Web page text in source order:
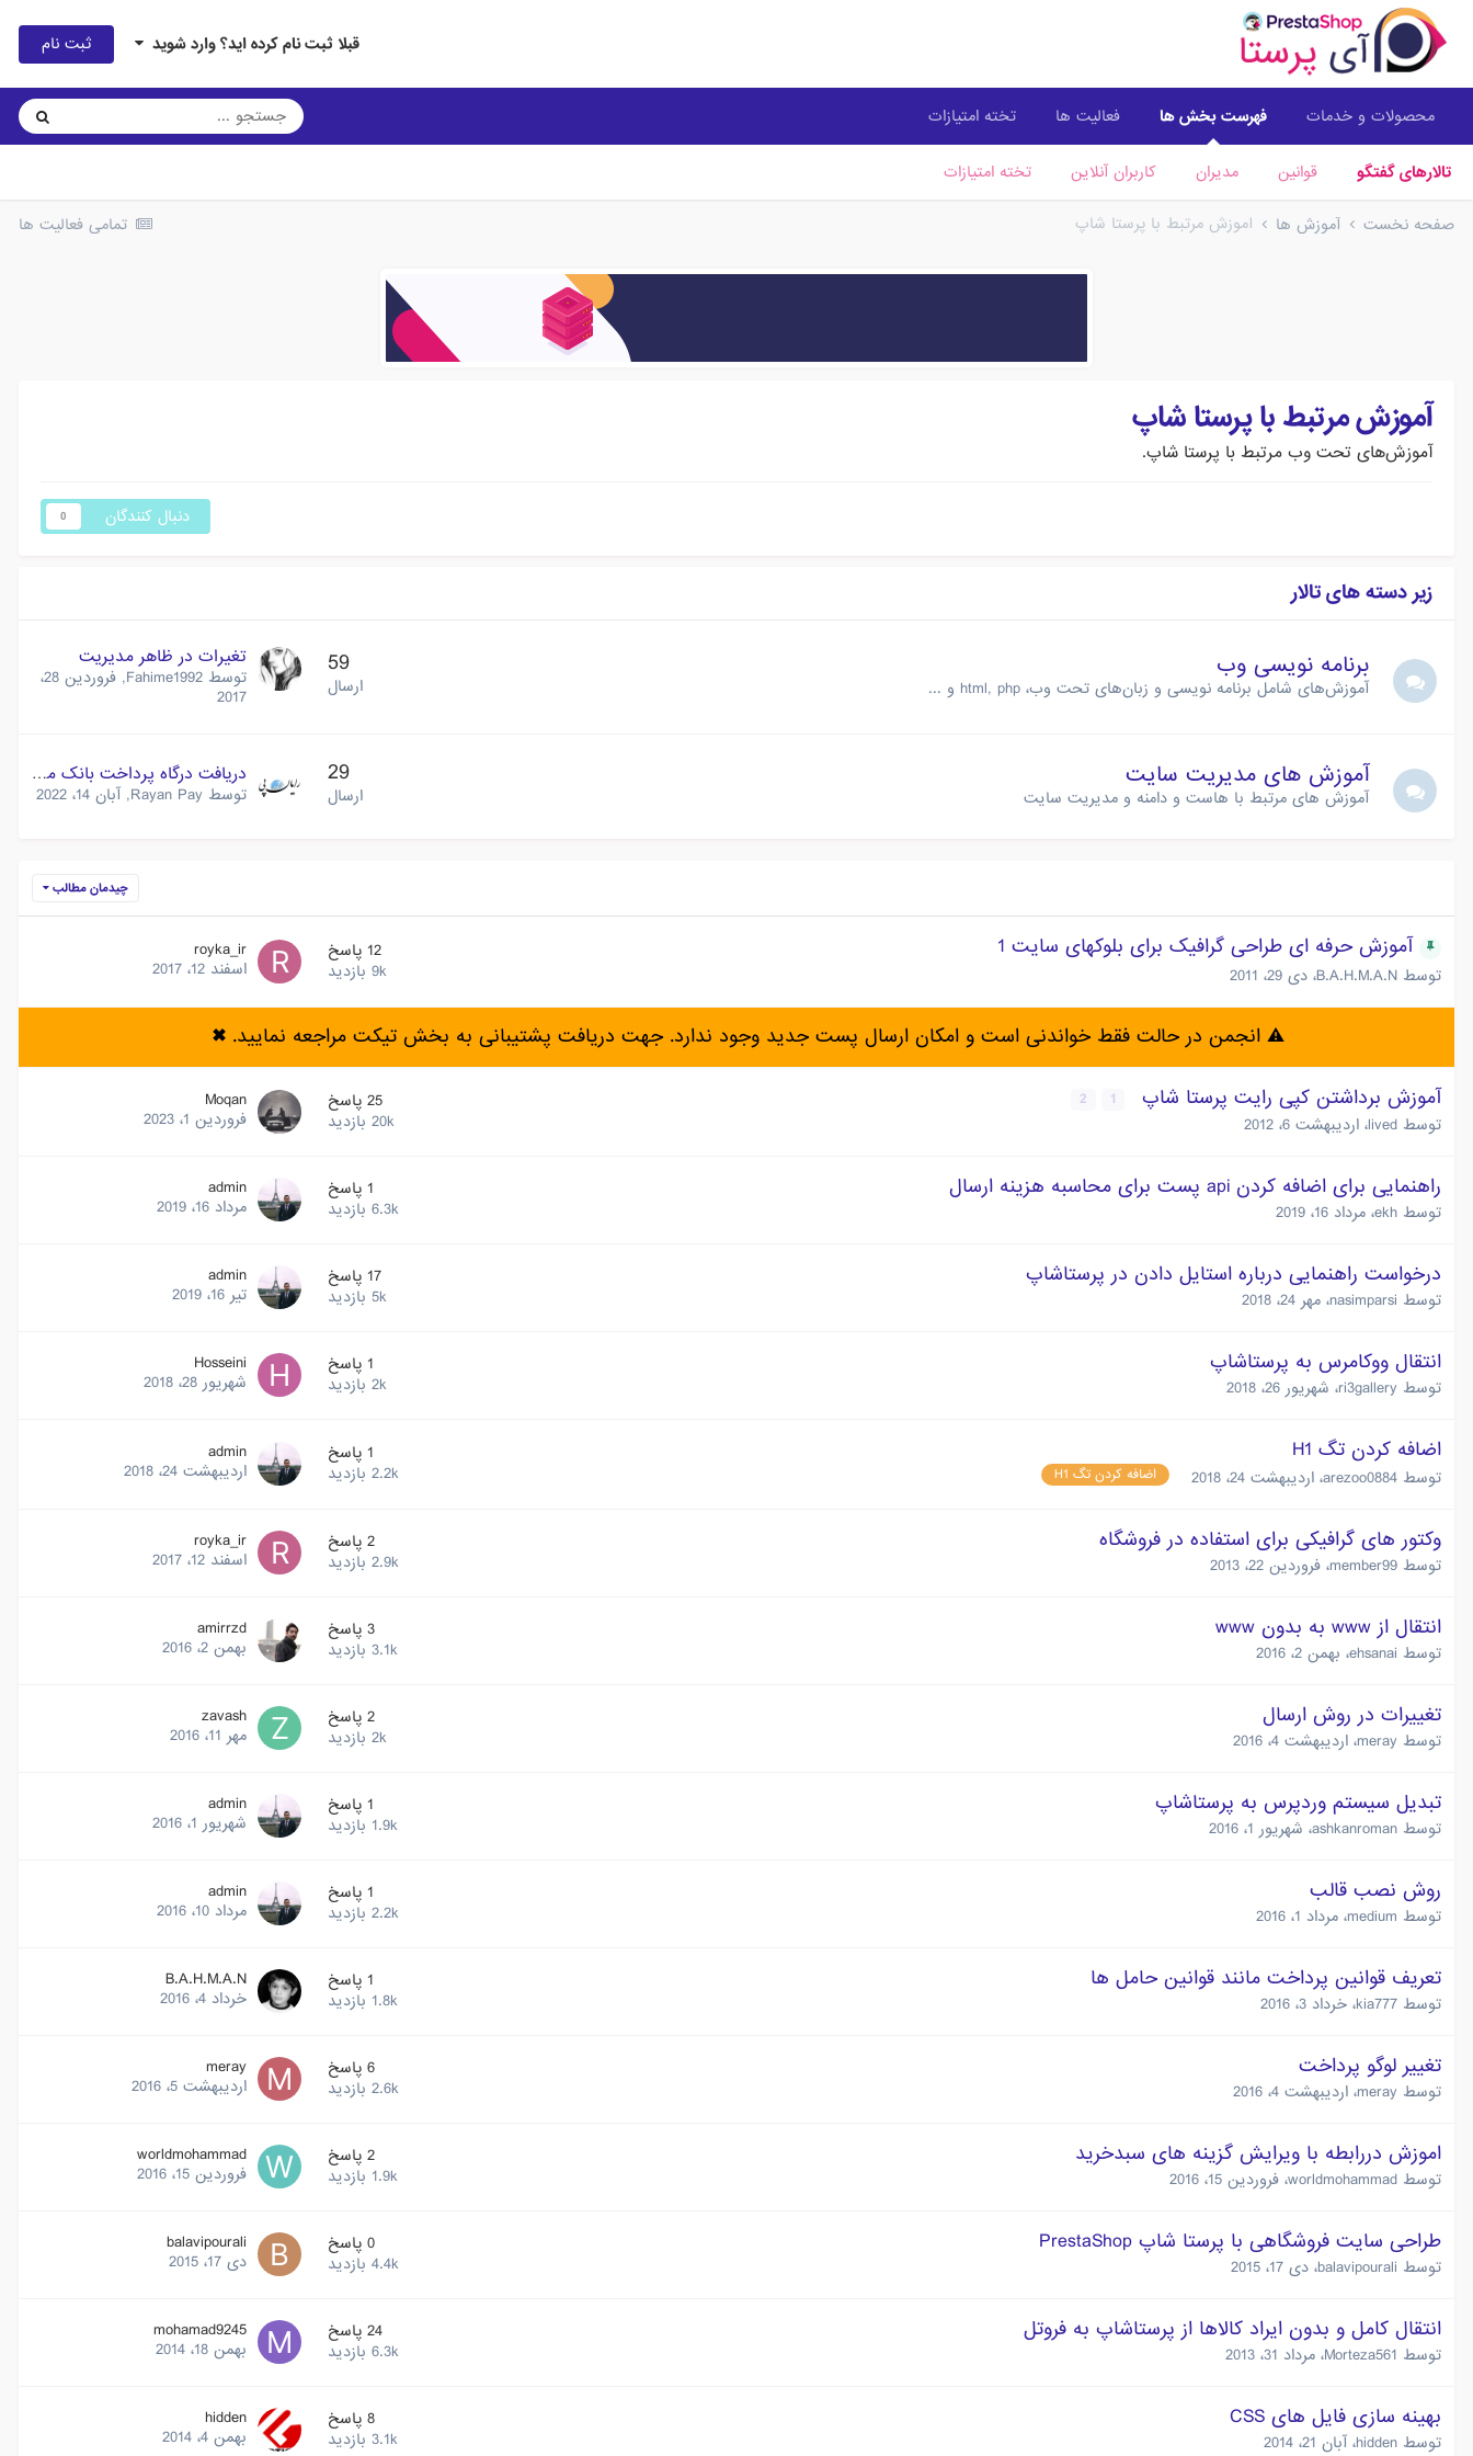
قبلا ثبت نام کرده اید؟ وارد شوید ثبت نام
محصولات و خدمات فهرست بخش ها
تالارهای گفتگو قوانین مدیران کاربران آنلاین تخته امتیازات
فعالیت ها تخته امتیازات
تمامی فعالیت ها صفحه نخست آموزش ها آموزش مرتبط با پرستا شاپ
آموزش مرتبط با پرستا شاپ
آموزش‌های تحت وب مرتبط با پرستا شاپ.
دنبال کنندگان 0
زیر دسته های تالار
برنامه نویسی وب
آموزش‌های شامل برنامه نویسی و زبان‌های تحت وب، html, php و ...
59
ارسال
تغیرات در ظاهر مدیریت
توسط Fahime1992
,
فروردین 28،
2017
آموزش های مدیریت سایت
آموزش های مرتبط با هاست و دامنه و مدیریت سایت
29
ارسال
دریافت درگاه پرداخت بانک ملت
توسط Rayan Pay
,آبان 14، 2022
چیدمان مطالب
آموزش حرفه ای طراحی گرافیک برای بلوکهای سایت 1
توسط B.A.H.M.A.N، دی 29، 2011
12 پاسخ
9k بازدید
royka_ir
اسفند 12، 2017
⚠️ انجمن در حالت فقط خواندنی است و امکان ارسال پست جدید وجود ندارد. جهت دریافت پشتیبانی به بخش تیکت مراجعه نمایید.✖
آموزش برداشتن کپی رایت پرستا شاپ 1
2
توسط lived، اردیبهشت 6، 2012
25 پاسخ
20k بازدید
Moqan
فروردین 1، 2023
راهنمایی برای اضافه کردن api پست برای محاسبه هزینه ارسال
توسط ekh، مرداد 16، 2019
1 پاسخ
6.3k بازدید
admin
مرداد 16، 2019
درخواست راهنمایی درباره استایل دادن در پرستاشاپ
توسط nasimparsi، مهر 24، 2018
17 پاسخ
5k بازدید
admin
تیر 16، 2019
انتقال ووکامرس به پرستاشاپ
توسط ri3gallery، شهریور 26، 2018
1 پاسخ
2k بازدید
Hosseini
شهریور 28، 2018
اضافه کردن تگ H1
توسط arezoo0884، اردیبهشت 24، 2018 اضافه کردن تگ H1
1 پاسخ
2.2k بازدید
admin
اردیبهشت 24، 2018
وکتور های گرافیکی برای استفاده در فروشگاه
توسط member99، فروردین 22، 2013
2 پاسخ
2.9k بازدید
royka_ir
اسفند 12، 2017
انتقال از www به بدون www
توسط ehsanai، بهمن 2، 2016
3 پاسخ
3.1k بازدید
amirrzd
بهمن 2، 2016
تغییرات در روش ارسال
توسط meray، اردیبهشت 4، 2016
2 پاسخ
2k بازدید
zavash
مهر 11، 2016
تبدیل سیستم وردپرس به پرستاشاپ
توسط ashkanroman، شهریور 1، 2016
1 پاسخ
1.9k بازدید
admin
شهریور 1، 2016
روش نصب قالب
توسط medium، مرداد 1، 2016
1 پاسخ
2.2k بازدید
admin
مرداد 10، 2016
تعریف قوانین پرداخت مانند قوانین حامل ها
توسط kia777، خرداد 3، 2016
1 پاسخ
1.8k بازدید
B.A.H.M.A.N
خرداد 4، 2016
تغییر لوگو پرداخت
توسط meray، اردیبهشت 4، 2016
6 پاسخ
2.6k بازدید
meray
اردیبهشت 5، 2016
اموزش دررابطه با ویرایش گزینه های سبدخرید
توسط worldmohammad، فروردین 15، 2016
2 پاسخ
1.9k بازدید
worldmohammad
فروردین 15، 2016
طراحی سایت فروشگاهی با پرستا شاپ PrestaShop
توسط balavipourali، دی 17، 2015
0 پاسخ
4.4k بازدید
balavipourali
دی 17، 2015
انتقال کامل و بدون ایراد کالاها از پرستاشاپ به فروتل
توسط Morteza561، مرداد 31، 2013
24 پاسخ
6.3k بازدید
mohamad9245
بهمن 18، 2014
بهینه سازی فایل های CSS
توسط hidden،آبان 21، 2014
8 پاسخ
3.1k بازدید
hidden
بهمن 4، 2014